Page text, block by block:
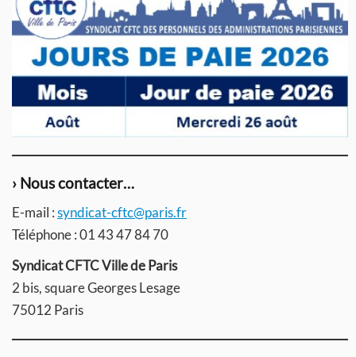
› Nous contacter…
E-mail :syndicat-cftc@paris.fr
Téléphone : 01 43 47 84 70
Syndicat CFTC Ville de Paris
2 bis, square Georges Lesage
75012 Paris